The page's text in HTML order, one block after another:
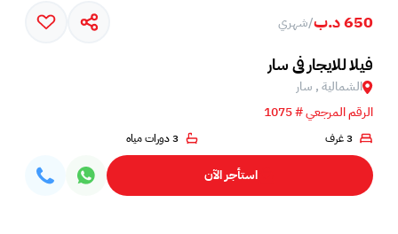
650 د.ب /شهري
فيلا للايجار في سار
الشمالية , سار
الرقم المرجعي # 1075
3 غرف 3 دورات مياه
استأجر الآن